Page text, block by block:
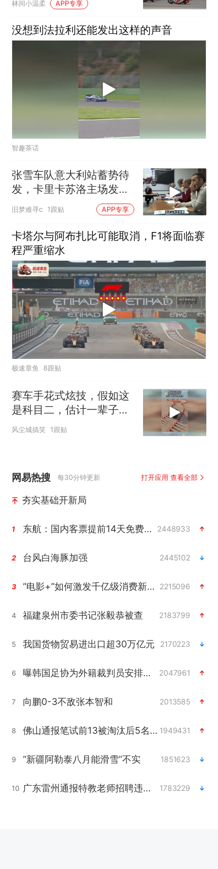
林间小温柔 APP专享
没想到法拉利还能发出这样的声音
智趣茶话
张雪车队意大利站蓄势待
发，卡里卡苏洛主场发
力！
旧梦难寻c 1跟贴 APP专享
卡塔尔与阿布扎比可能取消，F1将面临赛
程严重缩水
极速章鱼 8跟贴
赛车手花式炫技，假如这
是科目二，估计一辈子也
考不过
风尘城搞笑 1跟贴
网易热搜 每30分钟更新 打开应用 查看全部
夯实基础开新局
1 东航：国内客票提前14天免费退改 2448933
2 台风白海豚加强 2445102
3 “电影+”如何激发千亿级消费新活力？ 2215096
4 福建泉州市委书记张毅恭被查 2183799
5 我国货物贸易进出口超30万亿元 2170223
6 曝韩国足协为外籍裁判员安排色情招待 2047961
7 向鹏0-3不敌张本智和 2013585
8 佛山通报笔试前13被淘汰后5名进体检 1949431
9 “新疆阿勒泰八月能滑雪”不实 1851623
10 广东雷州通报特教老师招聘违规事件 1783229